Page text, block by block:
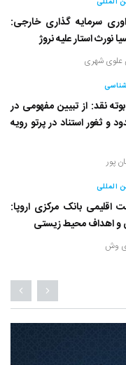
المللی
سرمایه گذاری خارجی:
نورث استار علیه نروژ
علوی شهری
نقد: از تبیین مفهومی در
و ثغور استناد در پرتو رویه
پور
المللی
بانک مرکزی اروپا:
و اهداف محیط زیستی
وش